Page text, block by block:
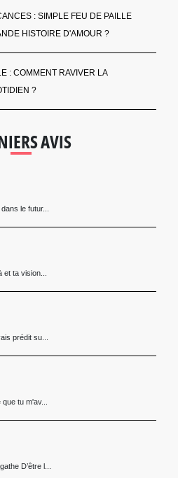
: SIMPLE FEU DE PAILLE
HISTOIRE D'AMOUR ?
: COMMENT RAVIVER LA
?
AVIS
le futur...
ta vision...
prédit su...
tu m'av...
D’être l...